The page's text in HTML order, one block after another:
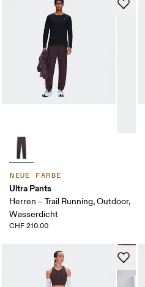
NEUE FARBE
Ultra Pants
Herren – Trail Running, Outdoor,
Wasserdicht
CHF 210.00